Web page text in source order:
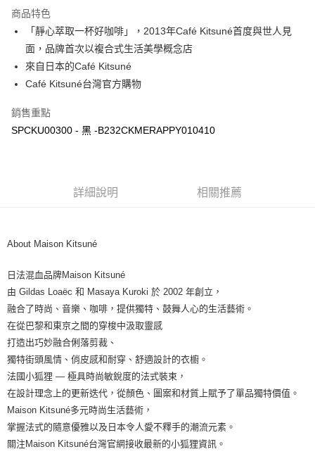
每筆NT$100，滿NT$3,000(含以上)免運費
付款後萊爾富取貨
每筆NT$100
付款後7-11取貨
每筆NT$100，滿NT$3,000(含以上)免運費
宅配
商品特色
「靜心萃取一杯好咖啡」，2013年Café Kitsuné首度與世人見
面，品牌首次以複合式生活美學概念店
來自日本的Café Kitsuné
Café Kitsuné台灣官方購物
銷售重點
SPCKU00300 - 黑 -B232CKMERAPPY010410
詳細說明 相關推薦
About Maison Kitsuné
日法混血品牌Maison Kitsuné
由 Gildas Loaëc 和 Masaya Kuroki 於 2002 年創立，
融合了時尚、音樂、咖啡，提供獨特、鼓舞人心的生活藝術。
在從巴黎和東京之間的穿梭中汲取靈感
打造出巧妙融合俐落剪裁、
獨特街頭風情、俏皮感和耐穿、舒適設計的衣櫥。
法國小狐狸 — 極具時尚敏銳度的法式裝束，
在設計理念上的更新迭代，從顏色、圖案和材質上賦予了單品獨特價值。
Maison Kitsuné多元時尚生活藝術，
掌握法式的隨意優雅以及日本令人愛不釋手的潮流元素。
關注Maison Kitsuné台灣官網接收最新的小狐狸資訊。